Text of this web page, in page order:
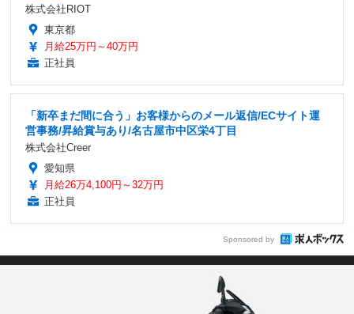
株式会社RIOT
東京都
月給25万円～40万円
正社員
「新卒まだ間に合う」お客様からのメール返信/ECサイト運
営事務/昇給賞与あり/名古屋市中区栄4丁目
株式会社Creer
愛知県
月給26万4,100円～32万円
正社員
Sponsored by